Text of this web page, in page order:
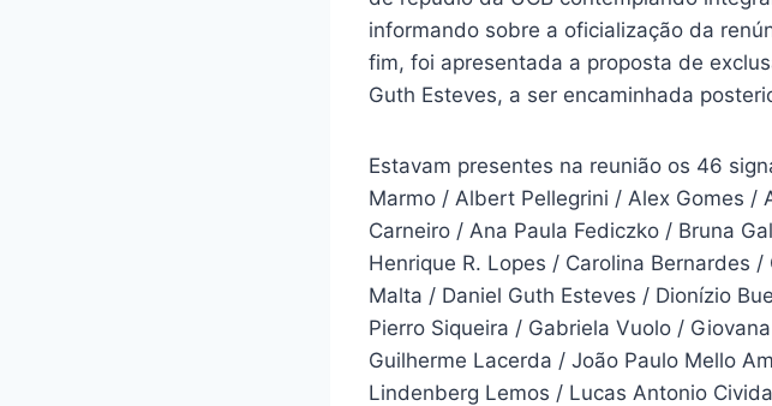
informando sobre a oficialização da
fim, foi apresentada a proposta de
Guth Esteves, a ser encaminhada
Estavam presentes na reunião os 46
Marmo / Albert Pellegrini / Alex Gomes /
Carneiro / Ana Paula Fediczko / Bruna
Henrique R. Lopes / Carolina Bernardes
Malta / Daniel Guth Esteves / Dionízio
Pierro Siqueira / Gabriela Vuolo /
Guilherme Lacerda / João Paulo Mello
Lindenberg Lemos / Lucas Antonio